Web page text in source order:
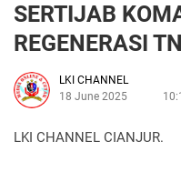
SERTIJAB
REGENERASI
LKI CHANNEL
18 June 2025
LKI CHANNEL CIANJUR.